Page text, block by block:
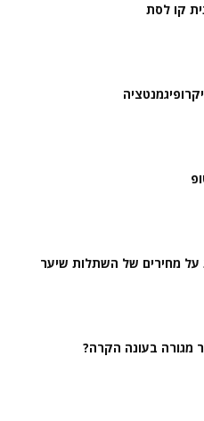
קו לסת
מחירים של השתלות שיער
מגורה בעונה הקרה?